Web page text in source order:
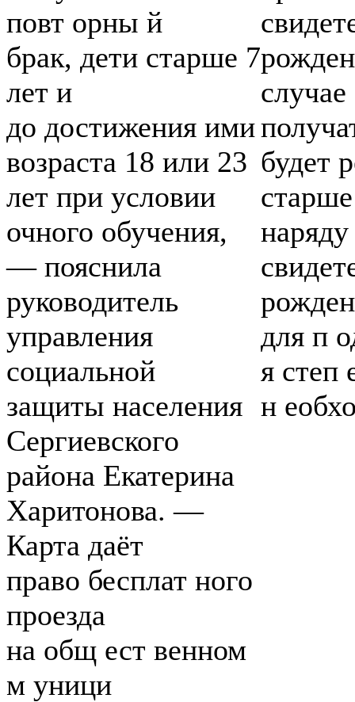
повт орны й
брак, дети старше 7
лет и
до достижения ими
возраста 18 или 23
лет при условии
очного обучения,
— пояснила
руководитель
управления
социальной
защиты населения
Сергиевского
района Екатерина
Харитонова. —
Карта даёт
право бесплат ного
проезда
на общ ест венном
м уници
будет
для п
я степ
н